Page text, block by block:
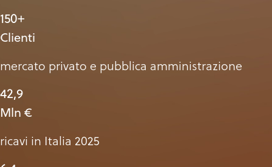
150+
Clienti
mercato privato e pubblica amministrazione
42,9
Mln €
ricavi in Italia 2025